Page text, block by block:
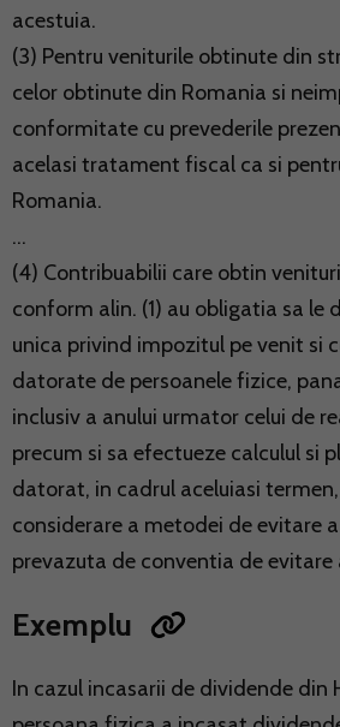
acestuia.
(3) Pentru veniturile obtinute din
celor obtinute din Romania si
conformitate cu prevederile
acelasi tratament fiscal ca si
Romania.
...
(4) Contribuabilii care obtin
conform alin. (1) au obligatia sa le
unica privind impozitul pe venit si
datorate de persoanele fizice,
inclusiv a anului urmator celui de
precum si sa efectueze calculul si
datorat, in cadrul aceluiasi
considerare a metodei de evitare
prevazuta de conventia de evitare
Exemplu
In cazul incasarii de dividende din